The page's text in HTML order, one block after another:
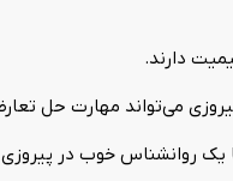
دارند.
می‌تواند مهارت حل
روانشناس خوب در پیروزی